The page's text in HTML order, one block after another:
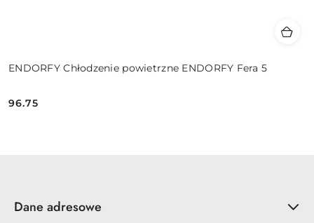
ENDORFY Chłodzenie powietrzne ENDORFY Fera 5
Cena:
96.75
Dane adresowe